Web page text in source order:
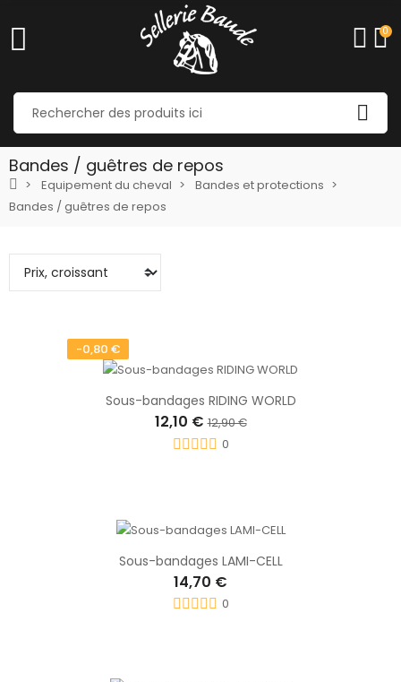
0
Bandes / guêtres de repos
Equipement du cheval
Bandes et protections
Bandes / guêtres de repos
-0,80 €
Sous-bandages RIDING WORLD
12,10 €12,90 €
0
Sous-bandages LAMI-CELL
14,70 €
0